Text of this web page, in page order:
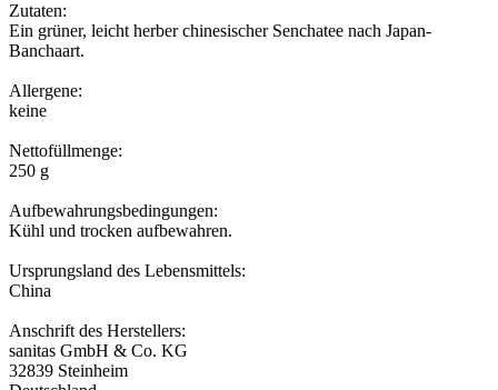
Zutaten:
Ein grüner, leicht herber chinesischer Senchatee nach Japan-
Banchaart.
Allergene:
keine
Nettofüllmenge:
250 g
Aufbewahrungsbedingungen:
Kühl und trocken aufbewahren.
Ursprungsland des Lebensmittels:
China
Anschrift des Herstellers:
sanitas GmbH & Co. KG
32839 Steinheim